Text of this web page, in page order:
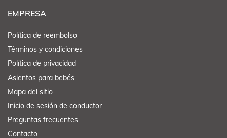
EMPRESA
Política de reembolso
Términos y condiciones
Política de privacidad
Asientos para bebés
Mapa del sitio
Inicio de sesión de conductor
Preguntas frecuentes
Contacto